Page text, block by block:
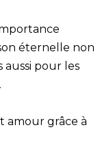
éternelle non
aussi pour les
amour grâce à